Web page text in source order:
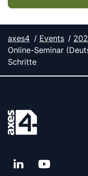
axes4 Events
Online-Seminar
Schritte
LinkedInYouTube